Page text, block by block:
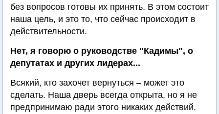
без вопросов готовы их принять. В этом состоит
наша цель, и это то, что сейчас происходит в
действительности.
Нет, я говорю о руководстве "Кадимы", о
депутатах и других лидерах...
Всякий, кто захочет вернуться – может это
сделать. Наша дверь всегда открыта, но я не
предпринимаю ради этого никаких действий.